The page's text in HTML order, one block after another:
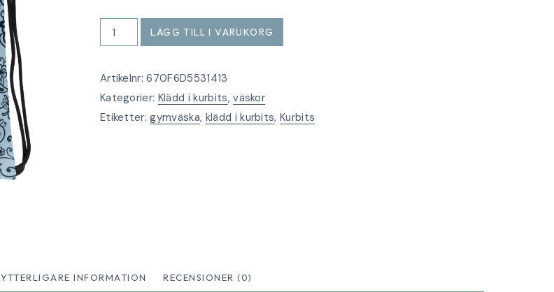
Gympaväska
draw
kurbits
blått
LÄGG TILL I VARUKORG
Artikelnr:670F6D5531413
Kategorier: Klädd i kurbits,väskor
Etiketter:gymväska, klädd i kurbits,Kurbits
YTTERLIGARE INFORMATION RECENSIONER (0)